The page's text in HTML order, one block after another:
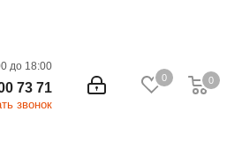
0 0
0
до 18:00
73 71
звонок